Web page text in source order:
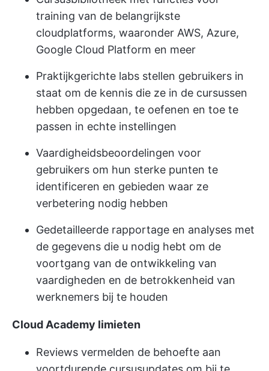
training van de belangrijkste
cloudplatforms, waaronder AWS, Azure,
Google Cloud Platform en meer
Praktijkgerichte labs stellen gebruikers in
staat om de kennis die ze in de cursussen
hebben opgedaan, te oefenen en toe te
passen in echte instellingen
Vaardigheidsbeoordelingen voor
gebruikers om hun sterke punten te
identificeren en gebieden waar ze
verbetering nodig hebben
Gedetailleerde rapportage en analyses met
de gegevens die u nodig hebt om de
voortgang van de ontwikkeling van
vaardigheden en de betrokkenheid van
werknemers bij te houden
Cloud Academy limieten
Reviews vermelden de behoefte aan